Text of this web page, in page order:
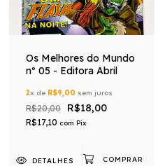
Os Melhores do Mundo
nº 05 - Editora Abril
2x de R$9,00 sem juros
R$20,00 R$18,00
R$17,10 com Pix
DETALHES